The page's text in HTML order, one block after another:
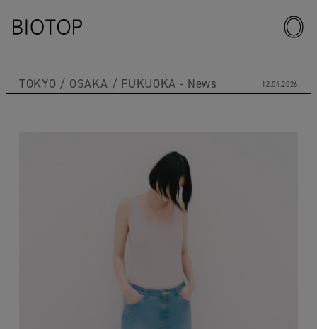
TOKYO OSAKA FUKUOKA News 12.04.2026